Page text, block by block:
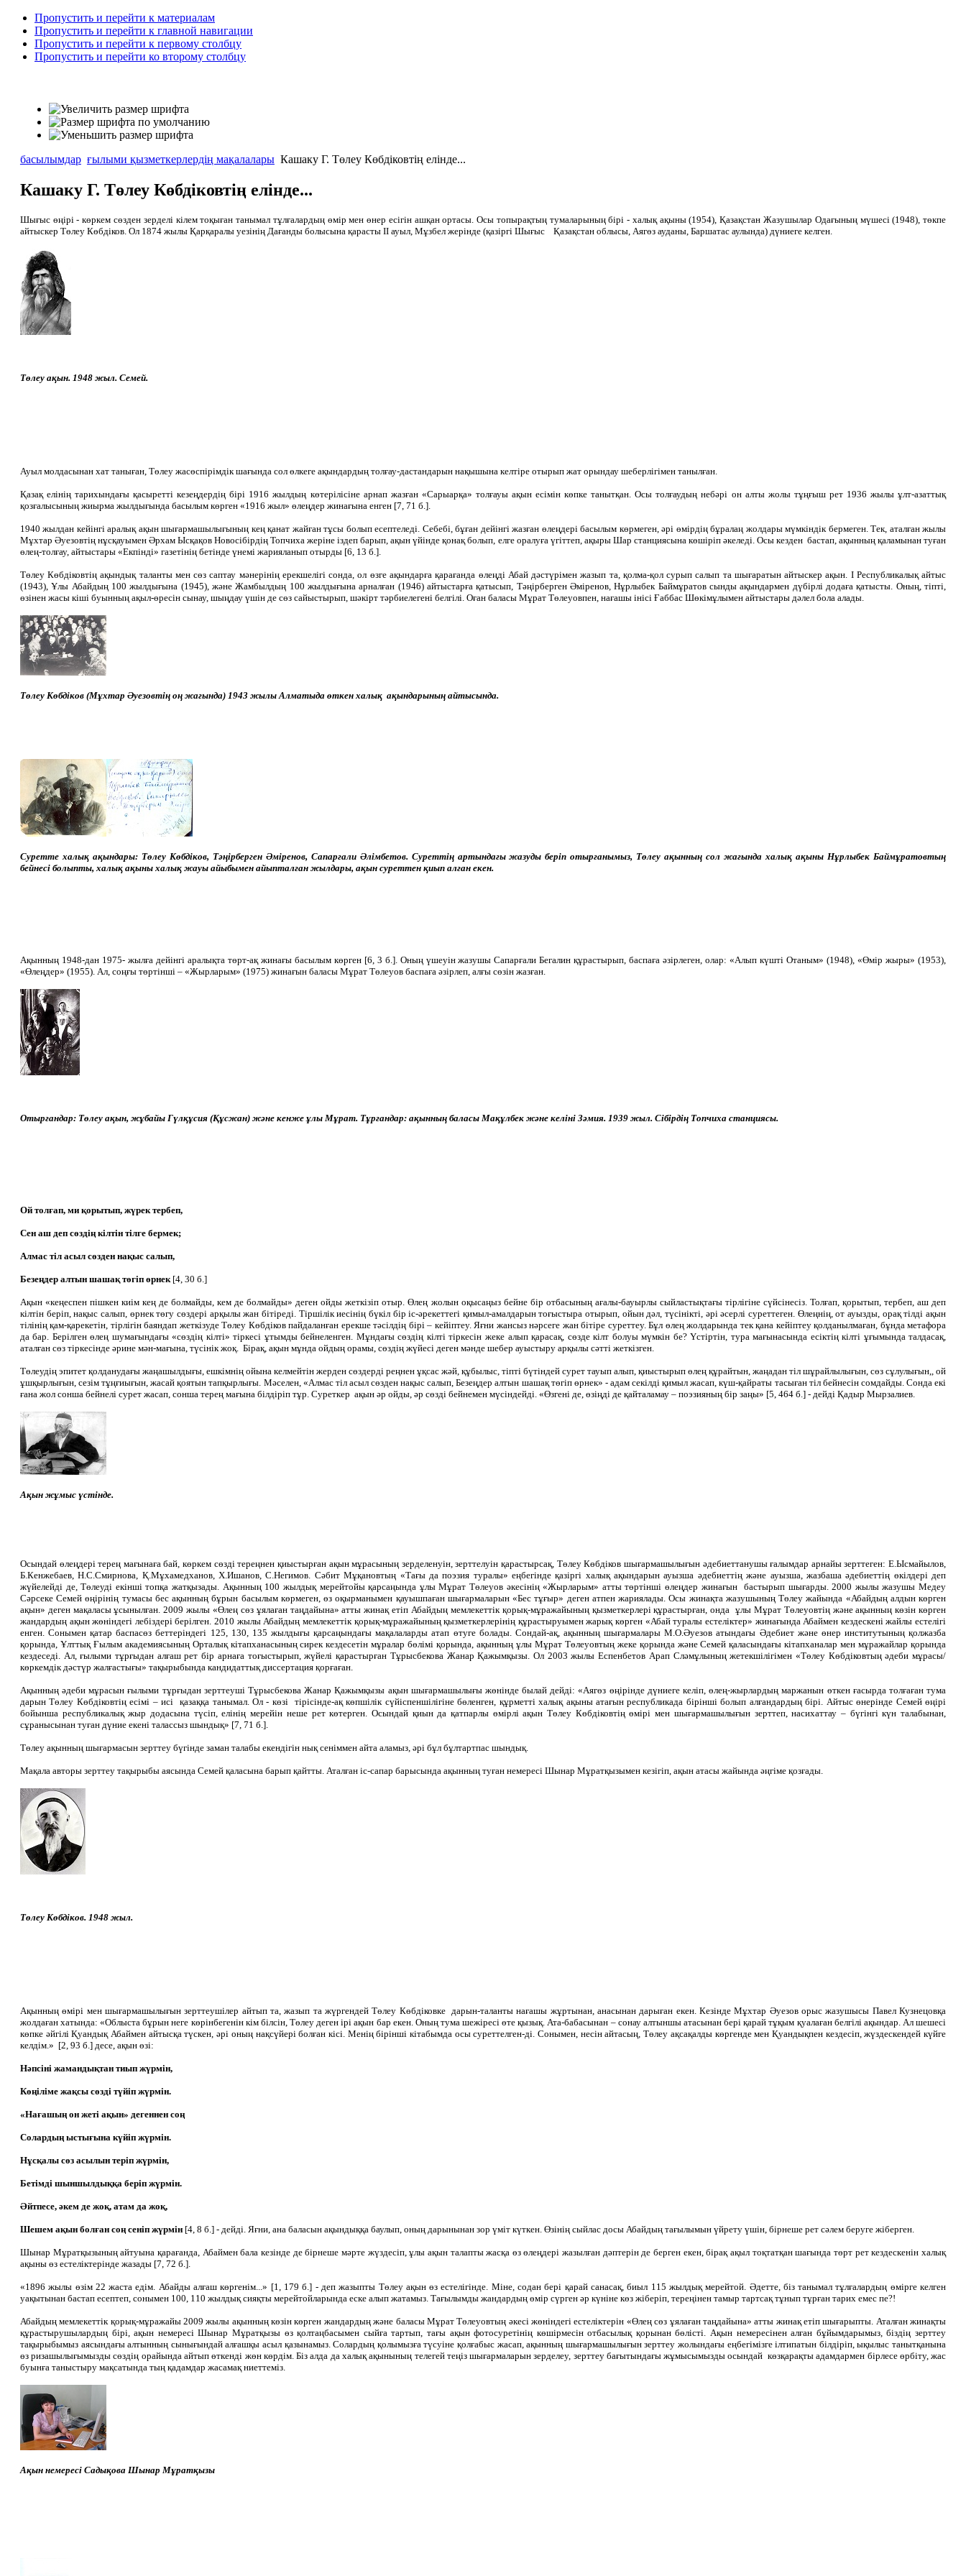
Пропустить и перейти к материалам
Пропустить и перейти к главной навигации
Пропустить и перейти к первому столбцу
Пропустить и перейти ко второму столбцу
басылымдар ғылыми қызметкерлердің мақалалары Кашаку Г. Төлеу Көбдіковтің елінде...
Кашаку Г. Төлеу Көбдіковтің елінде...
Шығыс өңірі - көркем сөзден зерделі кілем тоқыған танымал тұлғалардың өмір мен өнер есігін ашқан ортасы. Осы топырақтың тумаларының бірі - халық ақыны (1954), Қазақстан Жазушылар Одағының мүшесі (1948), төкпе
айтыскер Төлеу Көбдіков. Ол 1874 жылы Қарқаралы уезінің Дағанды болысына қарасты ІІ ауыл, Мұзбел жерінде (қазіргі Шығыс Қазақстан облысы, Аягөз ауданы, Баршатас аулында) дүниеге келген.
Төлеу ақын. 1948 жыл. Семей.
Ауыл молдасынан хат таныған, Төлеу жасөспірімдік шағында сол өлкеге ақындардың толғау-дастандарын нақышына келтіре отырып жат орындау шеберлігімен танылған.
Қазақ елінің тарихындағы қасыретті кезеңдердің бірі 1916 жылдың көтерілісіне арнап жазған «Сарыарқа» толғауы ақын есімін көпке танытқан. Осы толғаудың небәрі он алты жолы тұңғыш рет 1936 жылы ұлт-азаттық
қозғалысының жиырма жылдығында басылым көрген «1916 жыл» өлеңдер жинағына енген [7, 71 б.].
1940 жылдан кейінгі аралық ақын шығармашылығының кең қанат жайған тұсы болып есептеледі. Себебі, бұған дейінгі жазған өлеңдері басылым көрмеген, әрі өмірдің бұралаң жолдары мүмкіндік бермеген. Тек, аталған жылы
Мұхтар Әуезовтің нұсқауымен Әрхам Ысқақов Новосібірдің Топчиха жеріне іздеп барып, ақын үйінде қонақ болып, елге оралуға үгіттеп, ақыры Шар станциясына көшіріп әкеледі. Осы кезден бастап, ақынның қаламынан туған
өлең-толғау, айтыстары «Екпінді» газетінің бетінде үнемі жарияланып отырды [6, 13 б.].
Төлеу Көбдіковтің ақындық таланты мен сөз саптау мәнерінің ерекшелігі сонда, ол өзге ақындарға қарағанда өлеңді Абай дәстүрімен жазып та, қолма-қол сурып салып та шығаратын айтыскер ақын. І Республикалық айтыс
(1943), Ұлы Абайдың 100 жылдығына (1945), және Жамбылдың 100 жылдығына арналған (1946) айтыстарға қатысып, Тәңірберген Әміренов, Нұрлыбек Баймұратов сынды ақындармен дүбірлі додаға қатысты. Оның, тіпті,
өзінен жасы кіші буынның ақыл-өресін сынау, шыңдау үшін де сөз сайыстырып, шәкірт тәрбиелегені белгілі. Оған баласы Мұрат Төлеуовпен, нағашы інісі Ғаббас Шөкімұлымен айтыстары дәлел бола алады.
Төлеу Көбдіков (Мұхтар Әуезовтің оң жағында) 1943 жылы Алматыда өткен халық ақындарының айтысында.
Суретте халық ақындары: Төлеу Көбдіков, Тәңірберген Әміренов, Сапарғали Әлімбетов. Суреттің артындағы жазуды беріп отырғанымыз, Төлеу ақынның сол жағында халық ақыны Нұрлыбек Баймұратовтың
бейнесі болыпты, халық ақыны халық жауы айыбымен айыпталған жылдары, ақын суреттен қиып алған екен.
Ақынның 1948-дан 1975- жылға дейінгі аралықта төрт-ақ жинағы басылым көрген [6, 3 б.]. Оның үшеуін жазушы Сапарғали Бегалин құрастырып, баспаға әзірлеген, олар: «Алып күшті Отаным» (1948), «Өмір жыры» (1953),
«Өлеңдер» (1955). Ал, соңғы төртінші – «Жырларым» (1975) жинағын баласы Мұрат Төлеуов баспаға әзірлеп, алғы сөзін жазған.
Отырғандар: Төлеу ақын, жұбайы Гүлқұсия (Құсжан) және кенже ұлы Мұрат. Тұрғандар: ақынның баласы Мақұлбек және келіні Зәмия. 1939 жыл. Сібірдің Топчиха станциясы.
Ой толғап, ми қорытып, жүрек тербеп,
Сен аш деп сөздің кілтін тілге бермек;
Алмас тіл асыл сөзден нақыс салып,
Безеңдер алтын шашақ төгіп өрнек [4, 30 б.]
Ақын «кеңеспен пішкен киім кең де болмайды, кем де болмайды» деген ойды жеткізіп отыр. Өлең жолын оқысаңыз бейне бір отбасының ағалы-бауырлы сыйластықтағы тірлігіне сүйсінесіз. Толғап, қорытып, тербеп, аш деп
кілтін беріп, нақыс салып, өрнек төгу сөздері арқылы жан бітіреді. Тіршілік иесінің бүкіл бір іс-әрекеттегі қимыл-амалдарын тоғыстыра отырып, ойын дәл, түсінікті, әрі әсерлі суреттеген. Өлеңнің, от ауызды, орақ тілді ақын
тілінің қам-қарекетін, тірлігін баяндап жеткізуде Төлеу Көбдіков пайдаланған ерекше тәсілдің бірі – кейіптеу. Яғни жансыз нәрсеге жан бітіре суреттеу. Бұл өлең жолдарында тек қана кейіптеу қолданылмаған, бұнда метафора
да бар. Берілген өлең шумағындағы «сөздің кілті» тіркесі ұтымды бейнеленген. Мұндағы сөздің кілті тіркесін жеке алып қарасақ, сөзде кілт болуы мүмкін бе? Үстіртін, тура мағынасында есіктің кілті ұғымында талдасақ,
аталған сөз тіркесінде әрине мән-мағына, түсінік жоқ. Бірақ, ақын мұнда ойдың орамы, сөздің жүйесі деген мәнде шебер ауыстыру арқылы сәтті жеткізген.
Төлеудің эпитет қолданудағы жаңашылдығы, ешкімнің ойына келмейтін жерден сөздерді реңнен ұқсас жәй, құбылыс, тіпті бүтіндей сурет тауып алып, қиыстырып өлең құрайтын, жаңадан тіл шұрайлылығын, сөз сұлулығын,, ой
ұшқырлығын, сезім тұңғиығын, жасай қоятын тапқырлығы. Мәселен, «Алмас тіл асыл сөзден нақыс салып, Безеңдер алтын шашақ төгіп өрнек» - адам секілді қимыл жасап, күш-қайраты тасыған тіл бейнесін сомдайды. Сонда екі
ғана жол сонша бейнелі сурет жасап, сонша терең мағына білдіріп тұр. Суреткер ақын әр ойды, әр сөзді бейнемен мүсіндейді. «Өзгені де, өзіңді де қайталамау – поэзияның бір заңы» [5, 464 б.] - дейді Қадыр Мырзалиев.
Ақын жұмыс үстінде.
Осындай өлеңдері терең мағынаға бай, көркем сөзді тереңнен қиыстырған ақын мұрасының зерделенуін, зерттелуін қарастырсақ, Төлеу Көбдіков шығармашылығын әдебиеттанушы ғалымдар арнайы зерттеген: Е.Ысмайылов,
Б.Кенжебаев, Н.С.Смирнова, Қ.Мұхамедханов, Х.Ишанов, С.Негимов. Сәбит Мұқановтың «Тағы да поэзия туралы» еңбегінде қазіргі халық ақындарын ауызша әдебиеттің және ауызша, жазбаша әдебиеттің өкілдері деп
жүйелейді де, Төлеуді екінші топқа жатқызады. Ақынның 100 жылдық мерейтойы қарсаңында ұлы Мұрат Төлеуов әкесінің «Жырларым» атты төртінші өлеңдер жинағын бастырып шығарды. 2000 жылы жазушы Медеу
Сәрсеке Семей өңірінің тумасы бес ақынның бұрын басылым көрмеген, өз оқырманымен қауышпаған шығармаларын «Бес тұғыр» деген атпен жариялады. Осы жинақта жазушының Төлеу жайында «Абайдың алдын көрген
ақын» деген мақаласы ұсынылған. 2009 жылы «Өлең сөз ұялаған таңдайына» атты жинақ етіп Абайдың мемлекеттік қорық-мұражайының қызметкерлері құрастырған, онда ұлы Мұрат Төлеуовтің және ақынның көзін көрген
жандардың ақын жөніндегі лебіздері берілген. 2010 жылы Абайдың мемлекеттік қорық-мұражайының қызметкерлерінің құрастыруымен жарық көрген «Абай туралы естеліктер» жинағында Абаймен кездескені жайлы естелігі
енген. Сонымен қатар баспасөз беттеріндегі 125, 130, 135 жылдығы қарсаңындағы мақалаларды атап өтуге болады. Сондай-ақ, ақынның шығармалары М.О.Әуезов атындағы Әдебиет және өнер институтының қолжазба
қорында, Ұлттық Ғылым академиясының Орталық кітапханасының сирек кездесетін мұралар бөлімі қорында, ақынның ұлы Мұрат Төлеуовтың жеке қорында және Семей қаласындағы кітапханалар мен мұражайлар қорында
кездеседі. Ал, ғылыми тұрғыдан алғаш рет бір арнаға тоғыстырып, жүйелі қарастырған Тұрысбекова Жанар Қажымқызы. Ол 2003 жылы Еспенбетов Арап Сләмұлының жетекшілігімен «Төлеу Көбдіковтың әдеби мұрасы/
көркемдік дәстүр жалғастығы» тақырыбында кандидаттық диссертация қорғаған.
Ақынның әдеби мұрасын ғылыми тұрғыдан зерттеуші Тұрысбекова Жанар Қажымқызы ақын шығармашылығы жөнінде былай дейді: «Аягөз өңірінде дүниеге келіп, өлең-жырлардың маржанын өткен ғасырда толғаған тума
дарын Төлеу Көбдіковтің есімі – исі қазаққа танымал. Ол - көзі тірісінде-ақ көпшілік сүйіспеншілігіне бөленген, құрметті халық ақыны атағын республикада бірінші болып алғандардың бірі. Айтыс өнерінде Семей өңірі
бойынша республикалық жыр додасына түсіп, елінің мерейін неше рет көтерген. Осындай қиын да қатпарлы өмірлі ақын Төлеу Көбдіковтің өмірі мен шығармашылығын зерттеп, насихаттау – бүгінгі күн талабынан,
сұранысынан туған дүние екені талассыз шындық» [7, 71 б.].
Төлеу ақынның шығармасын зерттеу бүгінде заман талабы екендігін нық сеніммен айта аламыз, әрі бұл бұлтартпас шындық.
Мақала авторы зерттеу тақырыбы аясында Семей қаласына барып қайтты. Аталған іс-сапар барысында ақынның туған немересі Шынар Мұратқызымен кезігіп, ақын атасы жайында әңгіме қозғады.
Төлеу Көбдіков. 1948 жыл.
Ақынның өмірі мен шығармашылығын зерттеушілер айтып та, жазып та жүргендей Төлеу Көбдіковке дарын-таланты нағашы жұртынан, анасынан дарыған екен. Кезінде Мұхтар Әуезов орыс жазушысы Павел Кузнецовқа
жолдаған хатында: «Облыста бұрын неге көрінбегенін кім білсін, Төлеу деген ірі ақын бар екен. Оның тума шежіресі өте қызық. Ата-бабасынан – сонау алтыншы атасынан бері қарай тұқым қуалаған белгілі ақындар. Ал шешесі
көпке әйгілі Қуандық Абаймен айтысқа түскен, әрі оның нақсүйері болған кісі. Менің бірінші кітабымда осы суреттелген-ді. Сонымен, несін айтасың, Төлеу ақсақалды көргенде мен Қуандықпен кездесіп, жүздескендей күйге
келдім.» [2, 93 б.] десе, ақын өзі:
Нәпсіні жамандықтан тиып жүрмін,
Көңіліме жақсы сөзді түйіп жүрмін.
«Нағашың он жеті ақын» дегеннен соң
Солардың ыстығына күйіп жүрмін.
Нұсқалы сөз асылын теріп жүрмін,
Бетімді шыншылдыққа беріп жүрмін.
Әйтпесе, әкем де жоқ, атам да жоқ,
Шешем ақын болған соң сеніп жүрмін[4, 8 б.] - дейді. Яғни, ана баласын ақындыққа баулып, оның дарынынан зор үміт күткен. Өзінің сыйлас досы Абайдың тағылымын үйрету үшін, бірнеше рет сәлем беруге жіберген.
Шынар Мұратқызының айтуына қарағанда, Абаймен бала кезінде де бірнеше мәрте жүздесіп, ұлы ақын талапты жасқа өз өлеңдері жазылған дәптерін де берген екен, бірақ ақыл тоқтатқан шағында төрт рет кездескенін халық
ақыны өз естеліктерінде жазады [7, 72 б.].
«1896 жылы өзім 22 жаста едім. Абайды алғаш көргенім...» [1, 179 б.] - деп жазыпты Төлеу ақын өз естелігінде. Міне, содан бері қарай санасақ, биыл 115 жылдық мерейтой. Әдетте, біз танымал тұлғалардың өмірге келген
уақытынан бастап есептеп, сонымен 100, 110 жылдық сияқты мерейтойларында еске алып жатамыз. Тағылымды жандардың өмір сүрген әр күніне көз жіберіп, тереңінен тамыр тартсақ тұнып тұрған тарих емес пе?!
Абайдың мемлекеттік қорық-мұражайы 2009 жылы ақынның көзін көрген жандардың және баласы Мұрат Төлеуовтың әкесі жөніндегі естеліктерін «Өлең сөз ұялаған таңдайына» атты жинақ етіп шығарыпты. Аталған жинақты
құрастырушылардың бірі, ақын немересі Шынар Мұратқызы өз қолтаңбасымен сыйға тартып, тағы ақын фотосуретінің көшірмесін отбасылық қорынан бөлісті. Ақын немересінен алған бұйымдарымыз, біздің зерттеу
тақырыбымыз аясындағы алтынның сынығындай алғашқы асыл қазынамыз. Солардың қолымызға түсуіне қолғабыс жасап, ақынның шығармашылығын зерттеу жолындағы еңбегімізге ілтипатын білдіріп, ықылыс танытқанына
өз ризашылығымызды сөздің орайында айтып өткенді жөн көрдім. Біз алда да халық ақынының телегей теңіз шығармаларын зерделеу, зерттеу бағытындағы жұмысымызды осындай көзқарақты адамдармен бірлесе өрбіту, жас
буынға таныстыру мақсатында тың қадамдар жасамақ ниеттеміз.
Ақын немересі Садықова Шынар Мұратқызы